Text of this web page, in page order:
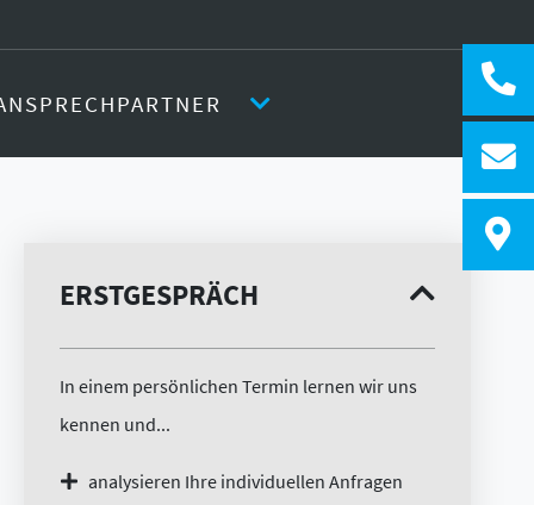
ERSTGESPRÄCH
In einem persönlichen Termin lernen wir uns
kennen und...
analysieren Ihre individuellen Anfragen